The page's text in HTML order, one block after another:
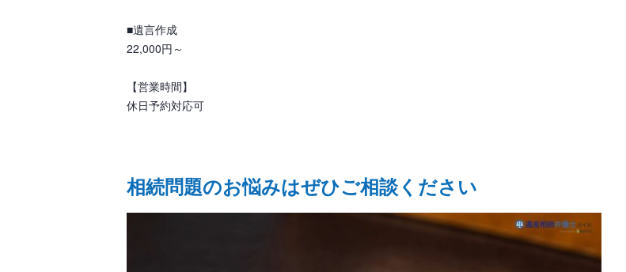
■遺言作成
22,000円～
【営業時間】
休日予約対応可
相続問題のお悩みはぜひご相談ください